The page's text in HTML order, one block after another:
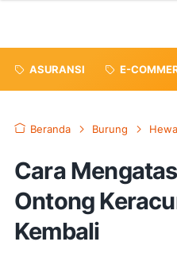
ASURANSI E-
Beranda Burung
Cara
Ontong
Kembali